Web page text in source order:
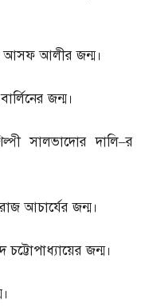
আসফ আলীর জন্ম।
জন্ম।
সালভাদোর দালি–র
আচার্যের জন্ম।
চট্টোপাধ্যায়ের জন্ম।